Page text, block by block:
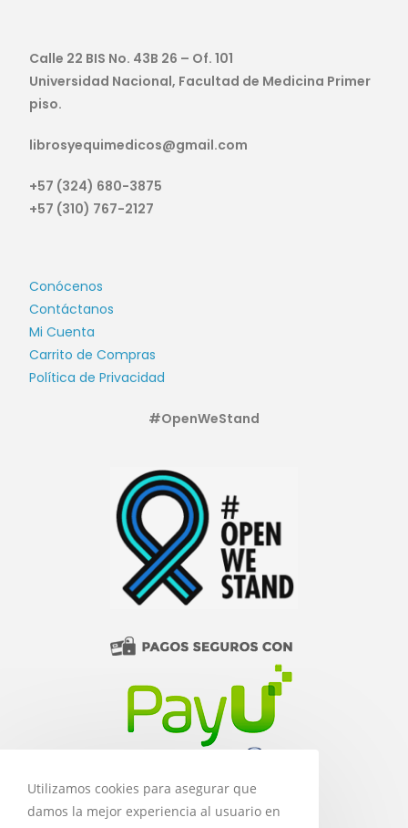
Calle 22 BIS No. 43B 26 – Of. 101
Universidad Nacional, Facultad de Medicina Primer
piso.
librosyequimedicos@gmail.com
+57 (324) 680-3875
+57 (310) 767-2127
Conócenos
Contáctanos
Mi Cuenta
Carrito de Compras
Política de Privacidad
#OpenWeStand
Utilizamos cookies para asegurar que
damos la mejor experiencia al usuario en